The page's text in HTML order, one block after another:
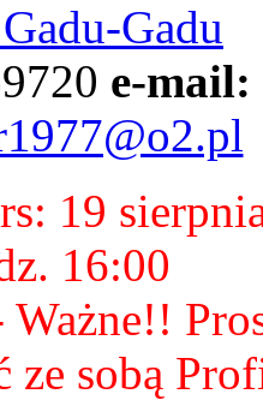
Gadu
e-mail:
19
16:00
ze sobą